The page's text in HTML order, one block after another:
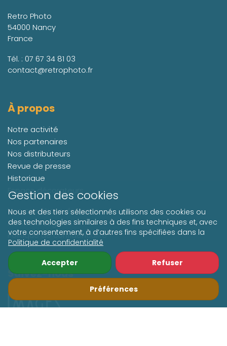
Gestion des cookies
Nous et des tiers sélectionnés utilisons des cookies ou
des technologies similaires à des fins techniques et, avec
votre consentement, à d’autres fins spécifiées dans la
Politique de confidentialité
Accepter
Refuser
Préférences
Retro Photo
54000 Nancy
France
Tél. : 07 67 34 81 03
contact@retrophoto.fr
À propos
Notre activité
Nos partenaires
Nos distributeurs
Revue de presse
Historique
Espace décorateurs
Nos conditions de vente
Mentions Légales
Politique de confidentialité
Suivez-nous